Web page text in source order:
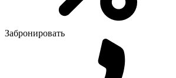
Забронировать